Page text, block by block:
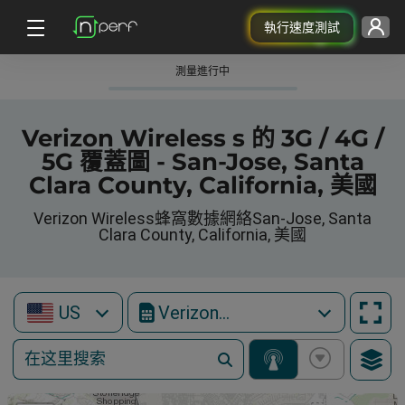
執行速度測試
測量進行中
Verizon Wireless s 的 3G / 4G /
5G 覆蓋圖 - San-Jose, Santa
Clara County, California, 美國
Verizon Wireless蜂窩數據網絡San-Jose, Santa
Clara County, California, 美國
US Verizon Wireless